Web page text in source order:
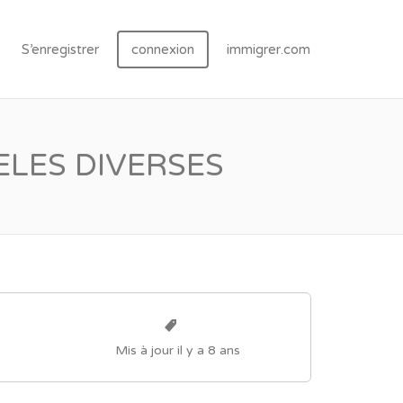
S’enregistrer connexion immigrer.com
DIVERSES
Mis à jour il y a 8 ans